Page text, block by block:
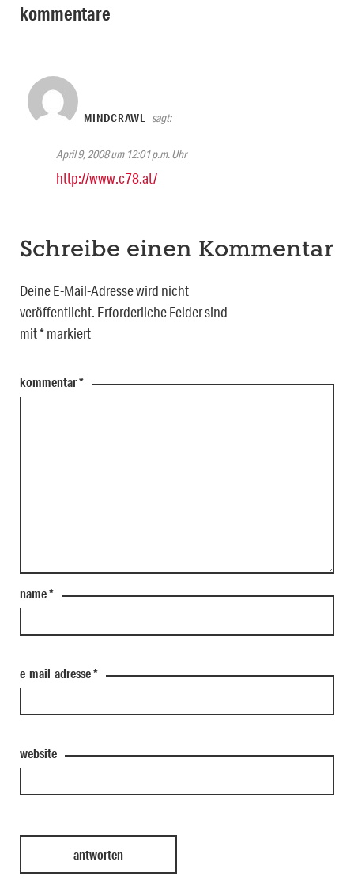
kommentare
MINDCRAWL sagt:
April 9, 2008 um 12:01 p.m. Uhr
http://www.c78.at/
Schreibe einen Kommentar
Deine E-Mail-Adresse wird nicht
veröffentlicht. Erforderliche Felder sind
mit*markiert
kommentar*
name*
e-mail-adresse*
website